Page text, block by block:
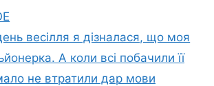
весілля я дізналася, що моя
А коли всі побачили її
не втратили дар мови